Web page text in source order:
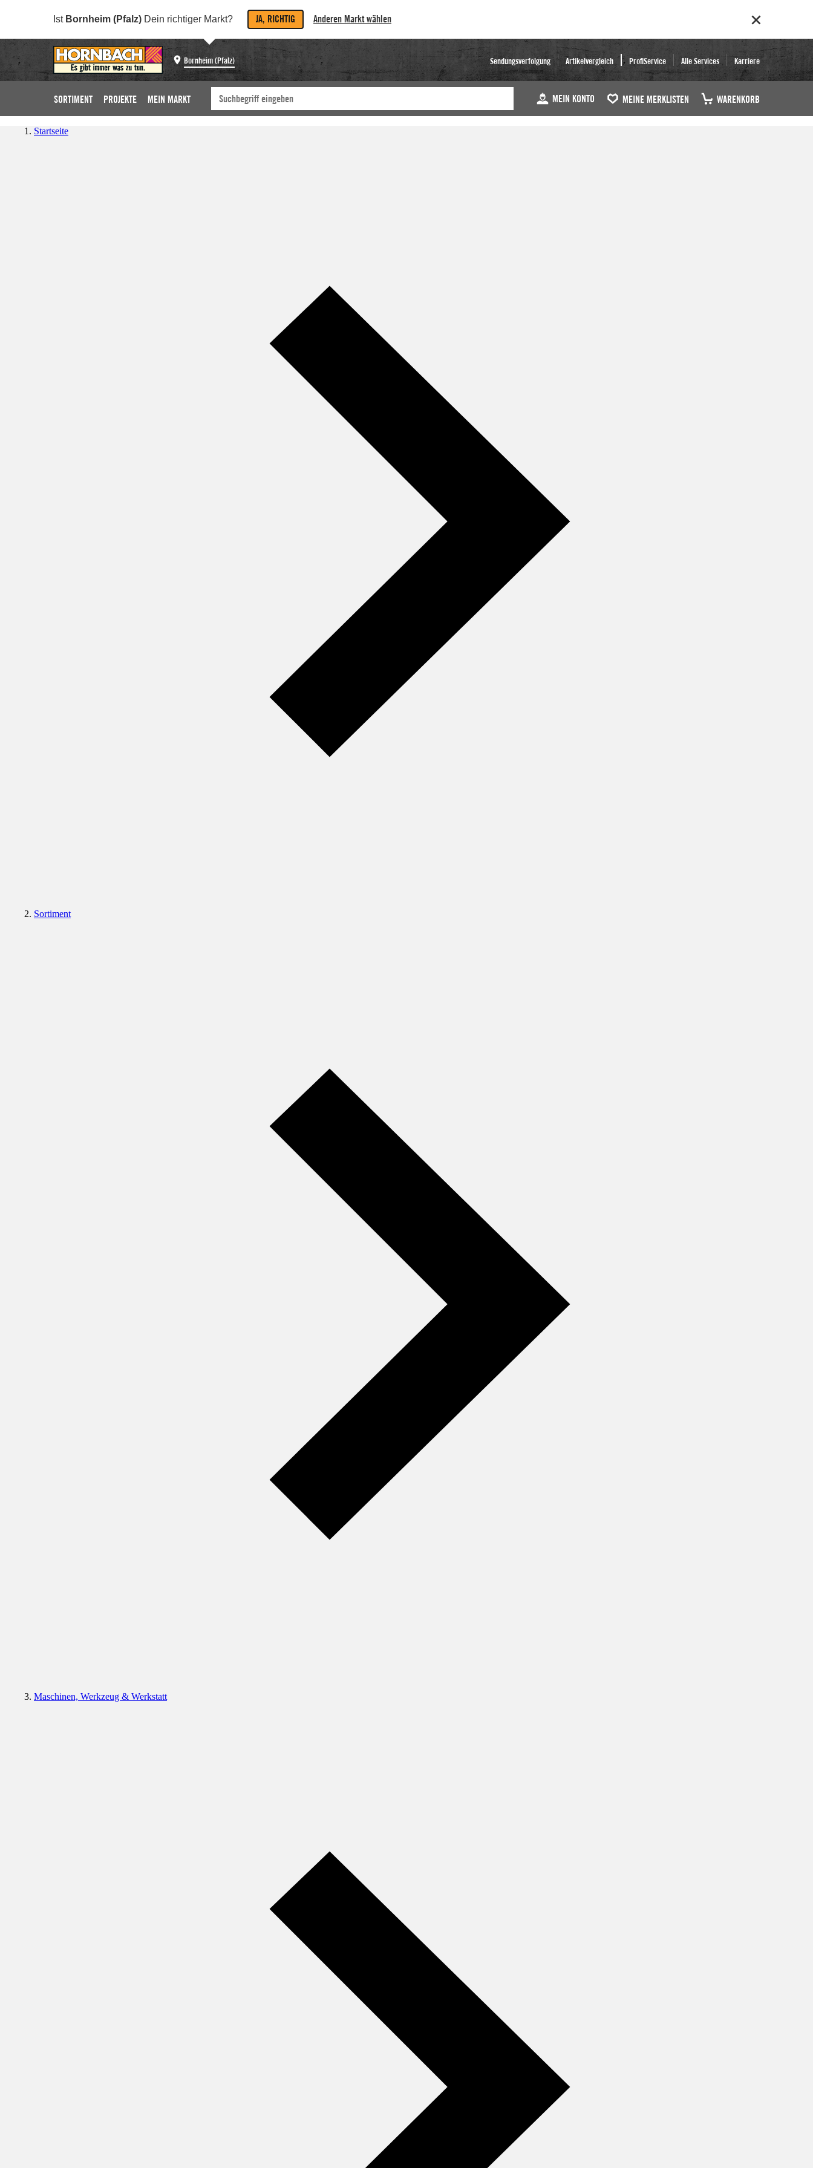
Ist Bornheim (Pfalz) Dein richtiger Markt? JA, RICHTIG Anderen Markt wählen
Bornheim (Pfalz) Sendungsverfolgung Artikelvergleich ProfiService Alle Services Karriere
SORTIMENT PROJEKTE MEIN MARKT MEIN KONTO MEINE MERKLISTEN WARENKORB
Startseite
Sortiment
Maschinen, Werkzeug & Werkstatt